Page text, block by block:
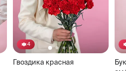
4
Гвоздика красная